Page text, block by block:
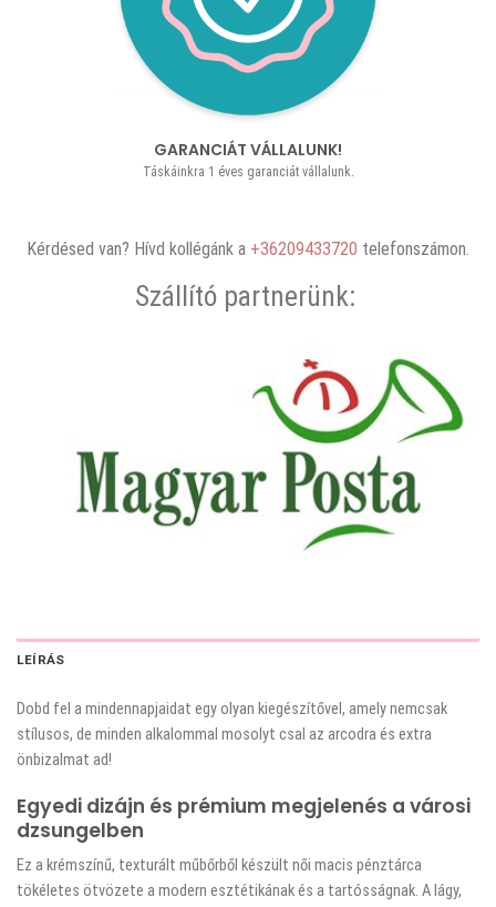
GARANCIÁT VÁLLALUNK!
Táskáinkra 1 éves garanciát vállalunk.
Kérdésed van? Hívd kollégánk a +36209433720 telefonszámon.
Szállító partnerünk:
LEÍRÁS
Dobd fel a mindennapjaidat egy olyan kiegészítővel, amely nemcsak
stílusos, de minden alkalommal mosolyt csal az arcodra és extra
önbizalmat ad!
Egyedi dizájn és prémium megjelenés a városi
dzsungelben
Ez a krémszínű, texturált műbőrből készült női macis pénztárca
tökéletes ötvözete a modern esztétikának és a tartósságnak. A lágy,